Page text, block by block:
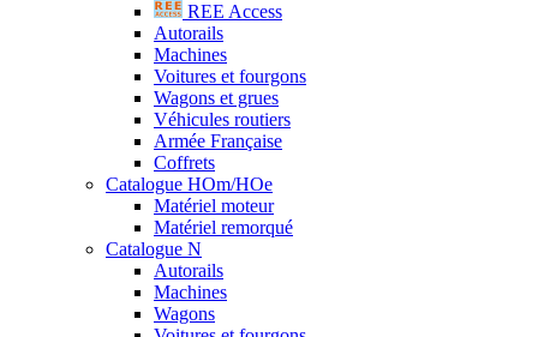
REE Access
Autorails
Machines
Voitures et fourgons
Wagons et grues
Véhicules routiers
Armée Française
Coffrets
Catalogue HOm/HOe
Matériel moteur
Matériel remorqué
Catalogue N
Autorails
Machines
Wagons